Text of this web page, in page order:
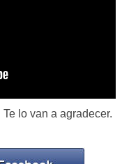
lo van a agradecer.